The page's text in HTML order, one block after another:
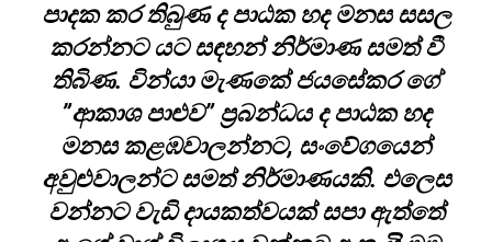
පාදක කර තිබුණ ද පාඨක හද මනස සසල
කරන්නට යට සඳහන් නිර්මාණ සමත් වී
තිබිණ. වින්යා මැණකේ ජයසේකර ගේ
”ආකාශ පාළුව” ප්‍රබන්ධය ද පාඨක හද
මනස කළඹවාලන්නට, සංවේගයෙන්
අවුළුවාලන්ට සමත් නිර්මාණයකි. එලෙස
වන්නට වැඩි දායකත්වයක් සපා ඇත්තේ